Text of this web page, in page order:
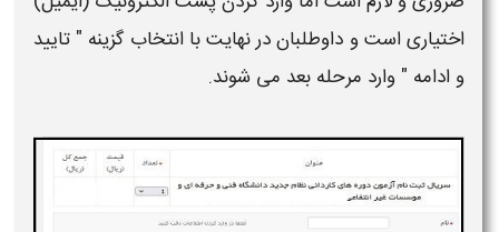
اختیاری است و داوطلبان در نهایت با انتخاب گزینه " تایید
و ادامه " وارد مرحله بعد می شوند.